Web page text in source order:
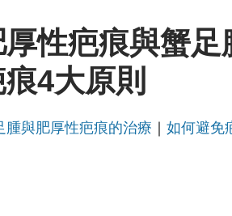
性疤痕與蟹足
4大原則
腫與肥厚性疤痕的治療
如何避免